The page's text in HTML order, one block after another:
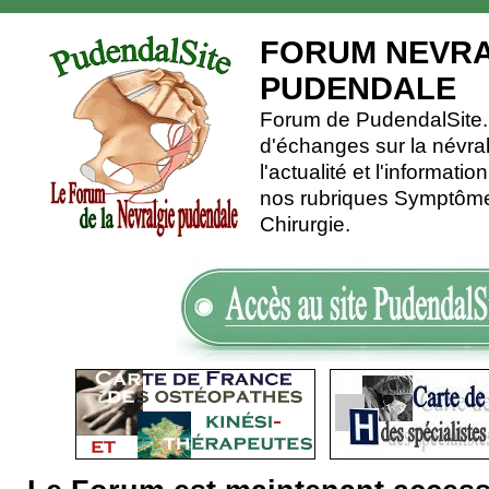
FORUM
PUDENDALE
Forum de
d'échanges sur la
l'actualité et
nos rubriques
Chirurgie.